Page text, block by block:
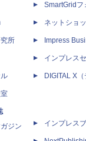
所
ジン
SmartGridフ
ネットショ
Impress
インプレス
DIGITAL X
インプレス